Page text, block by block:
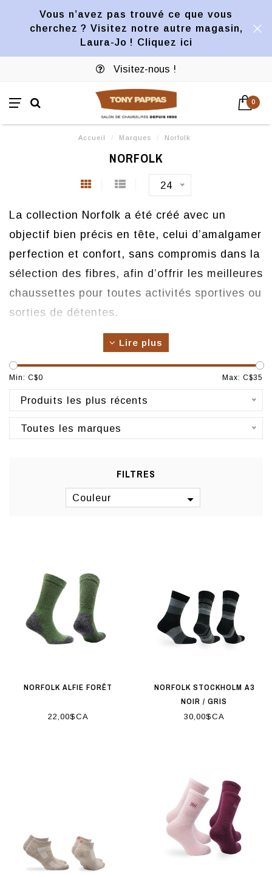
Vous n’avez pas trouvé ce que vous
cherchez ? Visitez notre autre magasin,
Laura-Jo ! Cliquez ici
Visitez-nous !
0
Accueil / Marques / Norfolk
NORFOLK
24
La collection Norfolk a été créé avec un
objectif bien précis en tête, celui d’amalgamer
perfection et confort, sans compromis dans la
sélection des fibres, afin d’offrir les meilleures
chaussettes pour toutes activités sportives ou
sorties de détentes.
Origine : Montréal
Fabrication : Turquie
Lire plus
Min: C$0 Max: C$35
Produits les plus récents
Toutes les marques
FILTRES
Couleur
NORFOLK ALFIE FORÊT
22,00$CA
NORFOLK STOCKHOLM A3
NOIR / GRIS
30,00$CA